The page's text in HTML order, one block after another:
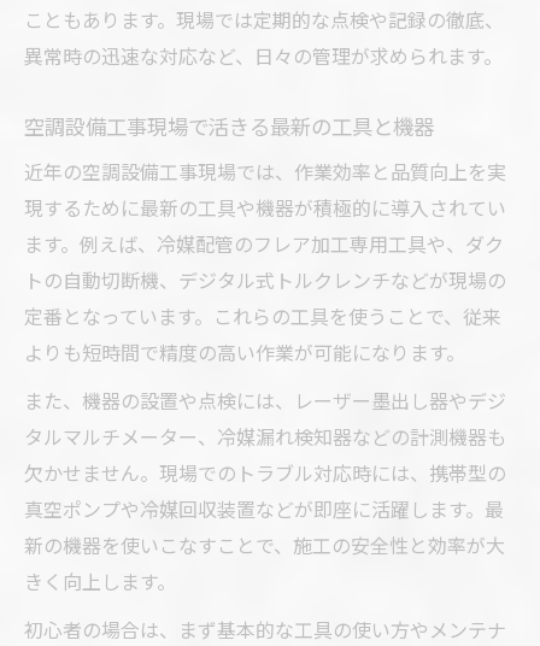
こともあります。現場では定期的な点検や記録の徹底、
異常時の迅速な対応など、日々の管理が求められます。
空調設備工事現場で活きる最新の工具と機器
近年の空調設備工事現場では、作業効率と品質向上を実
現するために最新の工具や機器が積極的に導入されてい
ます。例えば、冷媒配管のフレア加工専用工具や、ダク
トの自動切断機、デジタル式トルクレンチなどが現場の
定番となっています。これらの工具を使うことで、従来
よりも短時間で精度の高い作業が可能になります。
また、機器の設置や点検には、レーザー墨出し器やデジ
タルマルチメーター、冷媒漏れ検知器などの計測機器も
欠かせません。現場でのトラブル対応時には、携帯型の
真空ポンプや冷媒回収装置などが即座に活躍します。最
新の機器を使いこなすことで、施工の安全性と効率が大
きく向上します。
初心者の場合は、まず基本的な工具の使い方やメンテナ